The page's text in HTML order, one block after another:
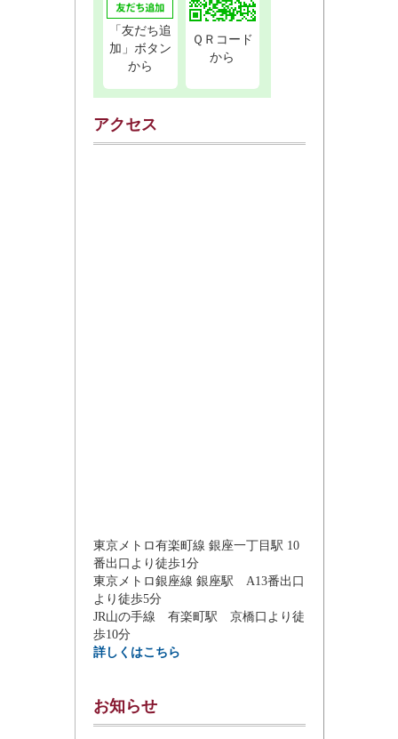
「友だち追
加」ボタン
から
ＱＲコード
から
アクセス
東京メトロ有楽町線 銀座一丁目駅 10
番出口より徒歩1分
東京メトロ銀座線 銀座駅 A13番出口
より徒歩5分
JR山の手線 有楽町駅 京橋口より徒
歩10分
詳しくはこちら
お知らせ